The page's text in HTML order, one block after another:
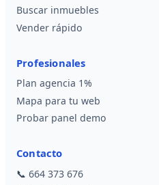
Buscar inmuebles
Vender rápido
Profesionales
Plan agencia 1%
Mapa para tu web
Probar panel demo
Contacto
📞 664 373 676